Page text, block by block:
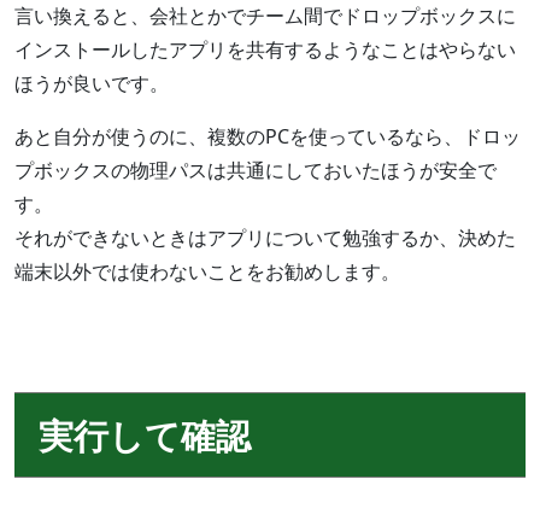
言い換えると、会社とかでチーム間でドロップボックスに
インストールしたアプリを共有するようなことはやらない
ほうが良いです。
あと自分が使うのに、複数のPCを使っているなら、ドロッ
プボックスの物理パスは共通にしておいたほうが安全で
す。
それができないときはアプリについて勉強するか、決めた
端末以外では使わないことをお勧めします。
実行して確認